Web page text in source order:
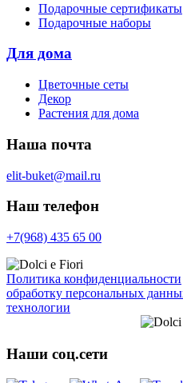
Подарочные сертификаты
Подарочные наборы
Для дома
Цветочные сеты
Декор
Растения для дома
Наша почта
elit-buket@mail.ru
Наш телефон
+7(968) 435 65 00
Политика конфиденциальности
обработку персональных
технологии
Наши соц.сети